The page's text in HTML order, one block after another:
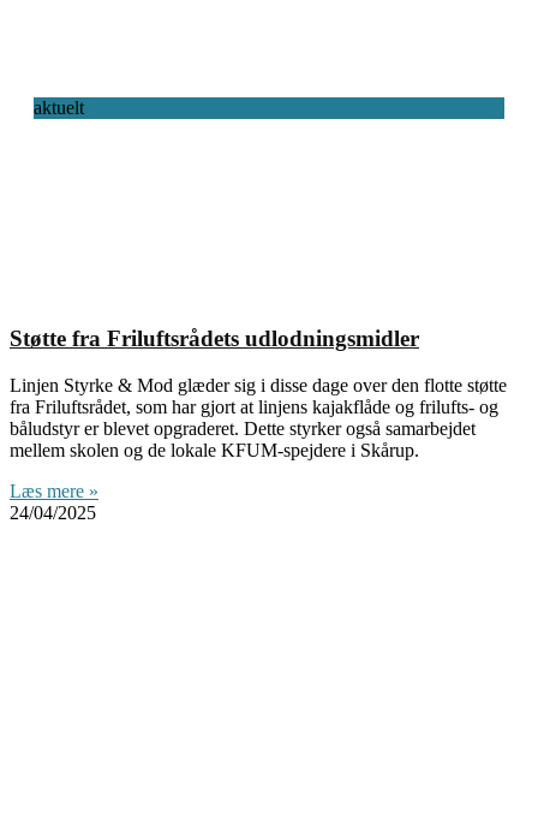
aktuelt
Støtte fra Friluftsrådets udlodningsmidler
Linjen Styrke & Mod glæder sig i disse dage over den flotte støtte
fra Friluftsrådet, som har gjort at linjens kajakflåde og frilufts- og
båludstyr er blevet opgraderet. Dette styrker også samarbejdet
mellem skolen og de lokale KFUM-spejdere i Skårup.
Læs mere »
24/04/2025